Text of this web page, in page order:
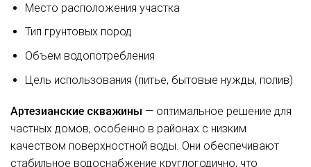
Место расположения участка
Тип грунтовых пород
Объем водопотребления
Цель использования (питье, бытовые нужды, полив)
Артезианские скважины — оптимальное решение для
частных домов, особенно в районах с низким
качеством поверхностной воды. Они обеспечивают
стабильное водоснабжение круглогодично, что